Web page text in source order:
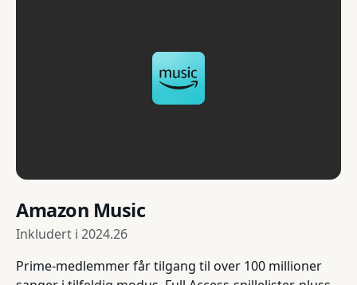
Amazon Music
Inkludert i 2024.26
Prime-medlemmer får tilgang til over 100 millioner